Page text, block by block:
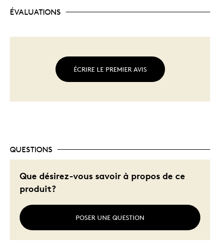
ÉVALUATIONS
ÉCRIRE LE PREMIER AVIS
QUESTIONS
Que désirez-vous savoir à propos de ce
produit?
POSER UNE QUESTION